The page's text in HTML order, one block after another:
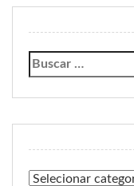
Categorias